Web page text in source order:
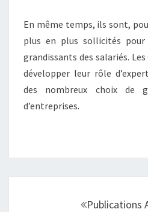
En même temps, ils sont,
plus en plus sollicités pour
grandissants des salariés.
développer leur rôle
des nombreux choix de
d’entreprises.
Publications